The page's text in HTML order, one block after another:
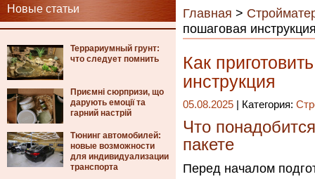
Новые статьи
Террариумный грунт:
что следует помнить
Приємні сюрпризи, що
дарують емоції та
гарний настрій
Тюнинг автомобилей:
новые возможности
для индивидуализации
транспорта
Главная >
пошаговая
Как
инструкция
05.08.2025 | Категория:
Что
пакете
Перед началом